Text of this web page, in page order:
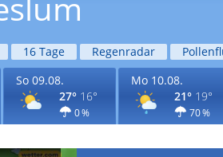
16 Tage Regenradar
So 09.08.
27° 16°
0 %
Mo 10.08.
21° 19°
70 %